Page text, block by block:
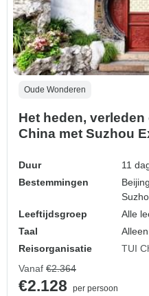
Oude Wonderen
Het heden,
China met Suzhou
Duur
11
Bestemmingen
Leeftijdsgroep
Alle
Taal
Reisorganisatie
TUI
Vanaf €2.364
€2.128
per persoon